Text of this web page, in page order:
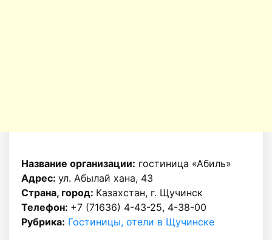
Название организации: гостиница «Абиль»
Адрес: ул. Абылай хана, 43
Страна, город: Казахстан, г. Щучинск
Телефон: +7 (71636) 4-43-25, 4-38-00
Рубрика: Гостиницы, отели в Щучинске